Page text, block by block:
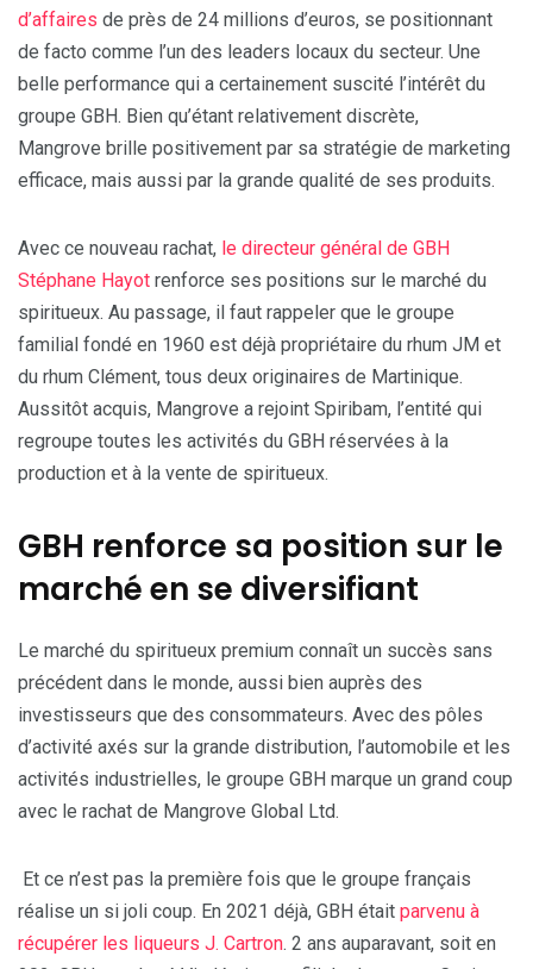
d’affaires de près de 24 millions d’euros, se positionnant
de facto comme l’un des leaders locaux du secteur. Une
belle performance qui a certainement suscité l’intérêt du
groupe GBH. Bien qu’étant relativement discrète,
Mangrove brille positivement par sa stratégie de marketing
efficace, mais aussi par la grande qualité de ses produits.
Avec ce nouveau rachat, le directeur général de GBH
Stéphane Hayot renforce ses positions sur le marché du
spiritueux. Au passage, il faut rappeler que le groupe
familial fondé en 1960 est déjà propriétaire du rhum JM et
du rhum Clément, tous deux originaires de Martinique.
Aussitôt acquis, Mangrove a rejoint Spiribam, l’entité qui
regroupe toutes les activités du GBH réservées à la
production et à la vente de spiritueux.
GBH renforce sa position sur le
marché en se diversifiant
Le marché du spiritueux premium connaît un succès sans
précédent dans le monde, aussi bien auprès des
investisseurs que des consommateurs. Avec des pôles
d’activité axés sur la grande distribution, l’automobile et les
activités industrielles, le groupe GBH marque un grand coup
avec le rachat de Mangrove Global Ltd.
Et ce n’est pas la première fois que le groupe français
réalise un si joli coup. En 2021 déjà, GBH était parvenu à
récupérer les liqueurs J. Cartron. 2 ans auparavant, soit en